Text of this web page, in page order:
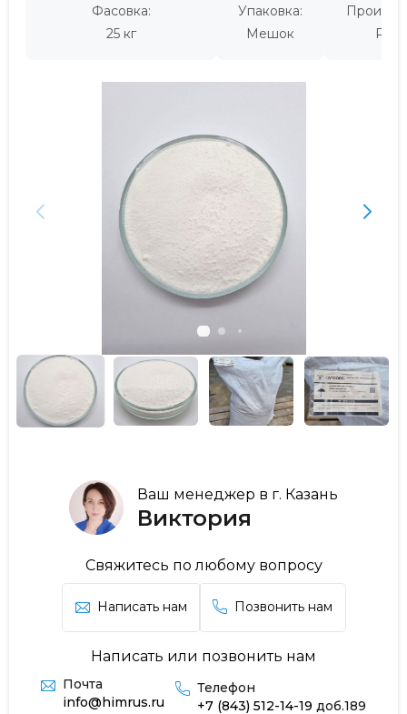
Ваш менеджер в г. Казань
Виктория
Свяжитесь по любому вопросу
Написать нам Позвонить нам
Написать или позвонить нам
Почта
info@himrus.ru
Телефон
+7 (843) 512-14-19 доб.189
Фасовка:
25 кг
Упаковка:
Мешок